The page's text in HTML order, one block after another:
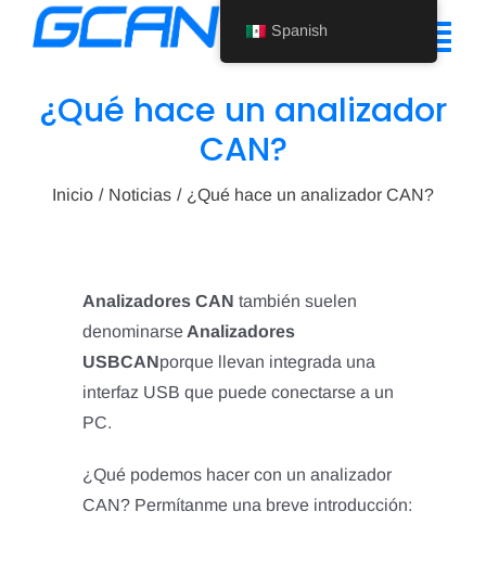
Inicio
Noticias
Póngase en contacto con nosotros
¿Qué hace un analizador
CAN?
Inicio Noticias ¿Qué hace un analizador CAN?
Analizadores CAN también suelen
denominarse Analizadores
USBCANporque llevan integrada una
interfaz USB que puede conectarse a un
PC.
¿Qué podemos hacer con un analizador
CAN? Permítanme una breve introducción:
Spanish